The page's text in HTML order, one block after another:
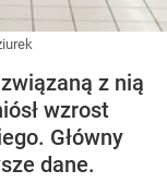
z nią
wzrost
Główny
dane.